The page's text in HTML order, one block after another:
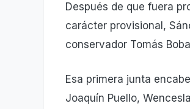
Después de que fuera
carácter provisional,
conservador Tomás
Esa primera junta
Joaquín Puello,